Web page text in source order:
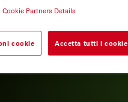
Partners Details
cookie Accetta tutti i cookie